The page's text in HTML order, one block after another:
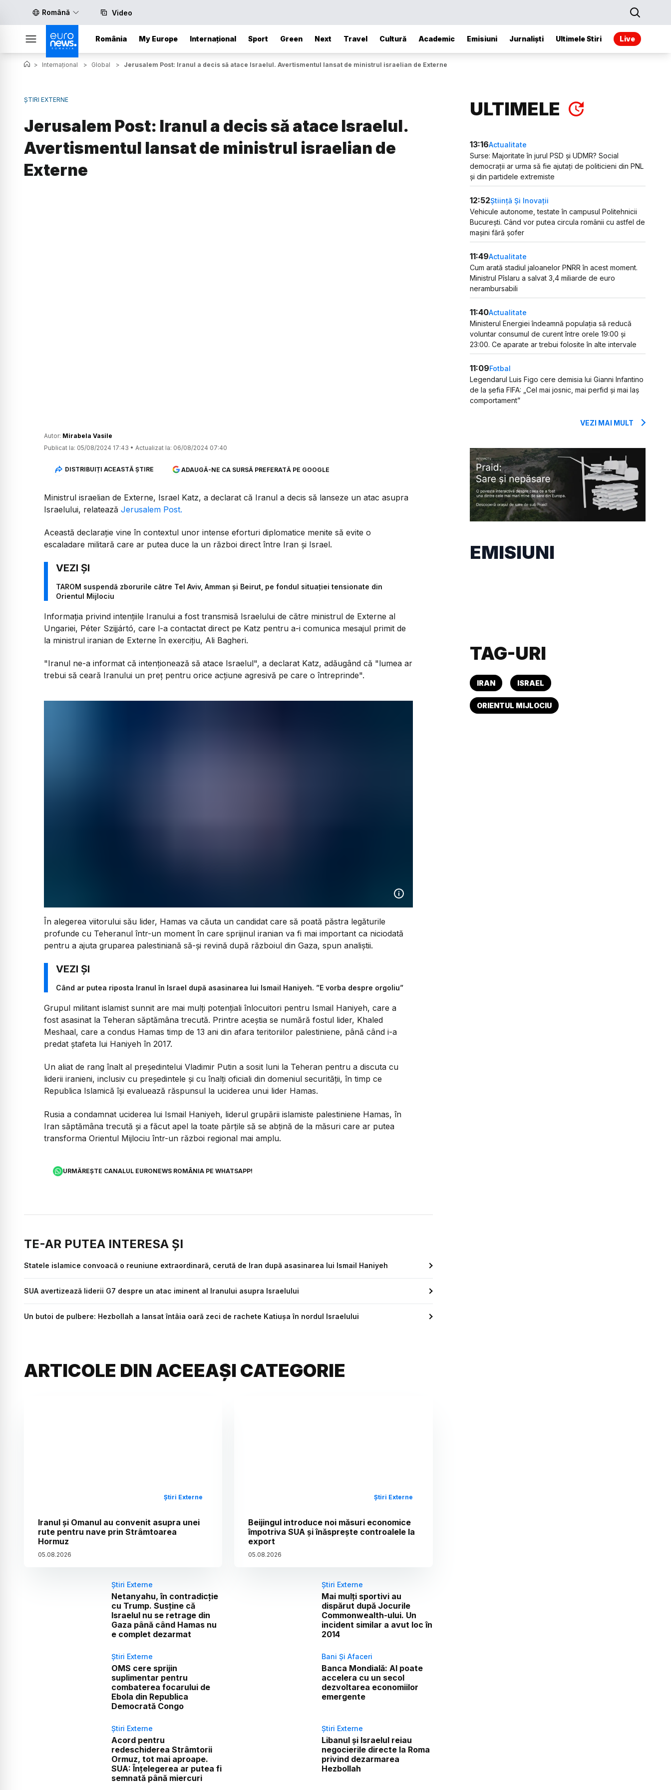
Română Video
România My Europe Internațional Sport Green Next Travel Cultură Academic Emisiuni Jurnaliști Ultimele Stiri Live
> Internațional > Global > Jerusalem Post: Iranul a decis să atace Israelul. Avertismentul lansat de ministrul israelian de Externe
ȘTIRI EXTERNE
Jerusalem Post: Iranul a decis să atace Israelul.
Avertismentul lansat de ministrul israelian de
Externe
Autor: Mirabela Vasile
Publicat la: 05/08/2024 17:43 • Actualizat la: 06/08/2024 07:40
DISTRIBUIȚI ACEASTĂ ȘTIRE ADAUGĂ-NE CA SURSĂ PREFERATĂ PE GOOGLE
Ministrul israelian de Externe, Israel Katz, a declarat că Iranul a decis să lanseze un atac asupra
Israelului, relatează Jerusalem Post.
Această declarație vine în contextul unor intense eforturi diplomatice menite să evite o
escaladare militară care ar putea duce la un război direct între Iran și Israel.
TAROM suspendă zborurile către Tel Aviv, Amman şi Beirut, pe fondul situației tensionate din
Orientul Mijlociu
Informația privind intențiile Iranului a fost transmisă Israelului de către ministrul de Externe al
Ungariei, Péter Szijjártó, care l-a contactat direct pe Katz pentru a-i comunica mesajul primit de
la ministrul iranian de Externe în exercițiu, Ali Bagheri.
"Iranul ne-a informat că intenționează să atace Israelul", a declarat Katz, adăugând că "lumea ar
trebui să ceară Iranului un preț pentru orice acțiune agresivă pe care o întreprinde".
În alegerea viitorului său lider, Hamas va căuta un candidat care să poată păstra legăturile
profunde cu Teheranul într-un moment în care sprijinul iranian va fi mai important ca niciodată
pentru a ajuta gruparea palestiniană să-și revină după războiul din Gaza, spun analiștii.
Când ar putea riposta Iranul în Israel după asasinarea lui Ismail Haniyeh. ”E vorba despre orgoliu”
Grupul militant islamist sunnit are mai mulți potențiali înlocuitori pentru Ismail Haniyeh, care a
fost asasinat la Teheran săptămâna trecută. Printre aceștia se numără fostul lider, Khaled
Meshaal, care a condus Hamas timp de 13 ani din afara teritoriilor palestiniene, până când i-a
predat ștafeta lui Haniyeh în 2017.
Un aliat de rang înalt al președintelui Vladimir Putin a sosit luni la Teheran pentru a discuta cu
liderii iranieni, inclusiv cu președintele și cu înalți oficiali din domeniul securității, în timp ce
Republica Islamică își evaluează răspunsul la uciderea unui lider Hamas.
Rusia a condamnat uciderea lui Ismail Haniyeh, liderul grupării islamiste palestiniene Hamas, în
Iran săptămâna trecută și a făcut apel la toate părțile să se abțină de la măsuri care ar putea
transforma Orientul Mijlociu într-un război regional mai amplu.
URMĂREȘTE CANALUL EURONEWS ROMÂNIA PE WHATSAPP!
TE-AR PUTEA INTERESA ȘI
Statele islamice convoacă o reuniune extraordinară, cerută de Iran după asasinarea lui Ismail Haniyeh
SUA avertizează liderii G7 despre un atac iminent al Iranului asupra Israelului
Un butoi de pulbere: Hezbollah a lansat întâia oară zeci de rachete Katiuşa în nordul Israelului
ARTICOLE DIN ACEEAȘI CATEGORIE
Știri Externe
Iranul și Omanul au convenit asupra unei
rute pentru nave prin Strâmtoarea
Hormuz
05.08.2026
Știri Externe
Beijingul introduce noi măsuri economice
împotriva SUA și înăsprește controalele la
export
05.08.2026
Știri Externe
Netanyahu, în contradicție
cu Trump. Susține că
Israelul nu se retrage din
Gaza până când Hamas nu
e complet dezarmat
Știri Externe
Mai mulți sportivi au
dispărut după Jocurile
Commonwealth-ului. Un
incident similar a avut loc în
2014
Știri Externe
OMS cere sprijin
suplimentar pentru
combaterea focarului de
Ebola din Republica
Democrată Congo
Bani Și Afaceri
Banca Mondială: AI poate
accelera cu un secol
dezvoltarea economiilor
emergente
Știri Externe
Acord pentru
redeschiderea Strâmtorii
Ormuz, tot mai aproape.
SUA: Înțelegerea ar putea fi
semnată până miercuri
Știri Externe
Libanul și Israelul reiau
negocierile directe la Roma
privind dezarmarea
Hezbollah
ULTIMELE
13:16Actualitate
Surse: Majoritate în jurul PSD și UDMR? Social
democrații ar urma să fie ajutați de politicieni din PNL
și din partidele extremiste
12:52Știință Și Inovații
Vehicule autonome, testate în campusul Politehnicii
București. Când vor putea circula românii cu astfel de
mașini fără șofer
11:49Actualitate
Cum arată stadiul jaloanelor PNRR în acest moment.
Ministrul Pîslaru a salvat 3,4 miliarde de euro
nerambursabili
11:40Actualitate
Ministerul Energiei îndeamnă populația să reducă
voluntar consumul de curent între orele 19:00 și
23:00. Ce aparate ar trebui folosite în alte intervale
11:09Fotbal
Legendarul Luis Figo cere demisia lui Gianni Infantino
de la șefia FIFA: „Cel mai josnic, mai perfid și mai laș
comportament”
VEZI MAI MULT
EMISIUNI
TAG-URI
IRAN ISRAEL
ORIENTUL MIJLOCIU